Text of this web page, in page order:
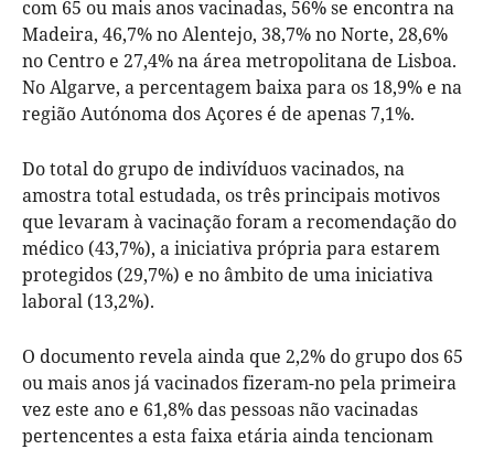
com 65 ou mais anos vacinadas, 56% se encontra na
Madeira, 46,7% no Alentejo, 38,7% no Norte, 28,6%
no Centro e 27,4% na área metropolitana de Lisboa.
No Algarve, a percentagem baixa para os 18,9% e na
região Autónoma dos Açores é de apenas 7,1%.
Do total do grupo de indivíduos vacinados, na
amostra total estudada, os três principais motivos
que levaram à vacinação foram a recomendação do
médico (43,7%), a iniciativa própria para estarem
protegidos (29,7%) e no âmbito de uma iniciativa
laboral (13,2%).
O documento revela ainda que 2,2% do grupo dos 65
ou mais anos já vacinados fizeram-no pela primeira
vez este ano e 61,8% das pessoas não vacinadas
pertencentes a esta faixa etária ainda tencionam